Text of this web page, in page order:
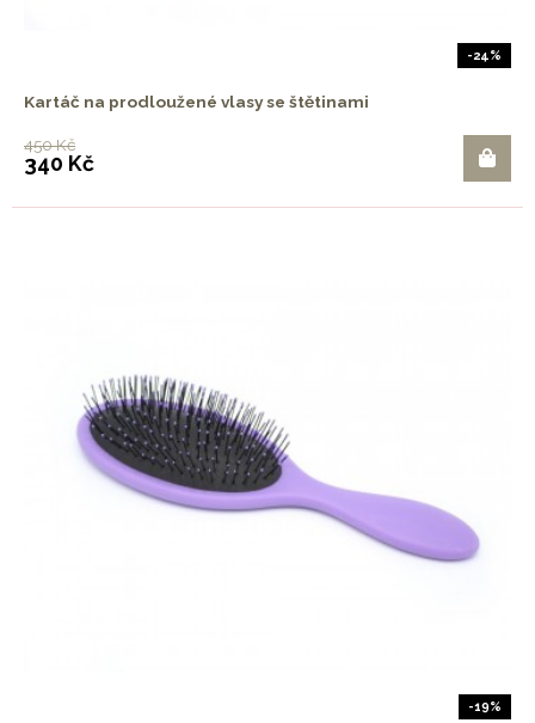
-24%
Kartáč na prodloužené vlasy se štětinami
450 Kč
340 Kč
-19%